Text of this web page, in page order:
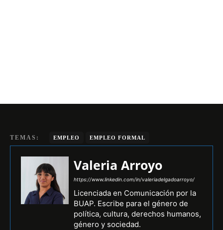
TEMAS: EMPLEO EMPLEO FORMAL
Valeria Arroyo
https://www.linkedin.com/in/valeriadelgadoarroyo/
Licenciada en Comunicación por la
BUAP. Escribe para el género de
política, cultura, derechos humanos,
género y sociedad.